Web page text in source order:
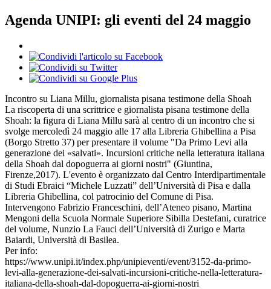
Agenda UNIPI: gli eventi del 24 maggio
Incontro su Liana Millu, giornalista pisana testimone della Shoah
La riscoperta di una scrittrice e giornalista pisana testimone della
Shoah: la figura di Liana Millu sarà al centro di un incontro che si
svolge mercoledì 24 maggio alle 17 alla Libreria Ghibellina a Pisa
(Borgo Stretto 37) per presentare il volume "Da Primo Levi alla
generazione dei «salvati». Incursioni critiche nella letteratura italiana
della Shoah dal dopoguerra ai giorni nostri" (Giuntina,
Firenze,2017). L'evento è organizzato dal Centro Interdipartimentale
di Studi Ebraici “Michele Luzzati” dell’Università di Pisa e dalla
Libreria Ghibellina, col patrocinio del Comune di Pisa.
Intervengono Fabrizio Franceschini, dell’Ateneo pisano, Martina
Mengoni della Scuola Normale Superiore Sibilla Destefani, curatrice
del volume, Nunzio La Fauci dell’Università di Zurigo e Marta
Baiardi, Università di Basilea.
Per info:
https://www.unipi.it/index.php/unipieventi/event/3152-da-primo-
levi-alla-generazione-dei-salvati-incursioni-critiche-nella-letteratura-
italiana-della-shoah-dal-dopoguerra-ai-giorni-nostri